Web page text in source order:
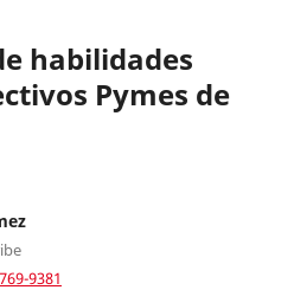
habilidades
Pymes de
9381